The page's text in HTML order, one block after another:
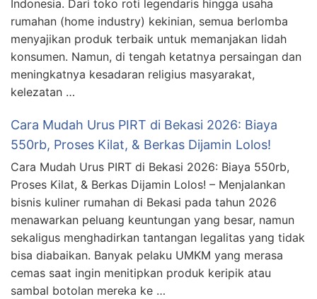
Indonesia. Dari toko roti legendaris hingga usaha
rumahan (home industry) kekinian, semua berlomba
menyajikan produk terbaik untuk memanjakan lidah
konsumen. Namun, di tengah ketatnya persaingan dan
meningkatnya kesadaran religius masyarakat,
kelezatan …
Cara Mudah Urus PIRT di Bekasi 2026: Biaya
550rb, Proses Kilat, & Berkas Dijamin Lolos!
Cara Mudah Urus PIRT di Bekasi 2026: Biaya 550rb,
Proses Kilat, & Berkas Dijamin Lolos! – Menjalankan
bisnis kuliner rumahan di Bekasi pada tahun 2026
menawarkan peluang keuntungan yang besar, namun
sekaligus menghadirkan tantangan legalitas yang tidak
bisa diabaikan. Banyak pelaku UMKM yang merasa
cemas saat ingin menitipkan produk keripik atau
sambal botolan mereka ke …